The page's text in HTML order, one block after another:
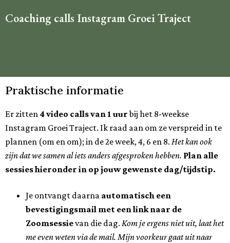
Coaching calls Instagram Groei Traject
Praktische informatie
Er zitten 4 video calls van 1 uurbij het 8-weekse
Instagram Groei Traject. Ik raad aan om ze verspreid in te
plannen (om en om); in de 2e week, 4, 6 en 8. Het kan ook
zijn dat we samen al iets anders afgesproken hebben. Plan alle
sessies hieronder in op jouw gewenste dag/tijdstip.
Je ontvangt daarna automatisch een
bevestigingsmail met een link naar de
Zoomsessievan die dag. Kom je ergens niet uit, laat het
me even weten via de mail. Mijn voorkeur gaat uit naar